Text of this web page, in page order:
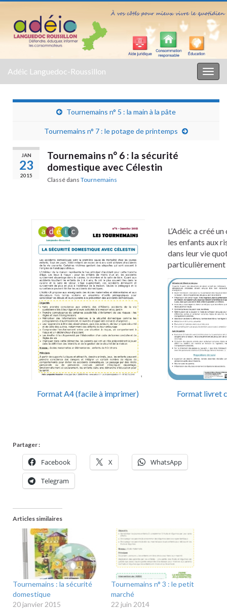
Adéic Languedoc-Roussillon
Tournemains n° 5 : la main à la pâte
Tournemains n° 7 : le potage de printemps
JAN
23
2015
Tournemains n° 6 : la sécurité
domestique avec Célestin
Classé dans Tournemains
L’Adéic a créé
les enfants aux
dans leur vie
particulièrement
Format A4 (facile à imprimer) Format livret
Partager :
Facebook X WhatsApp
Telegram
Articles similaires
Tournemains : la sécurité
domestique
20 janvier 2015
Tournemains n° 3 : le petit
marché
22 juin 2014